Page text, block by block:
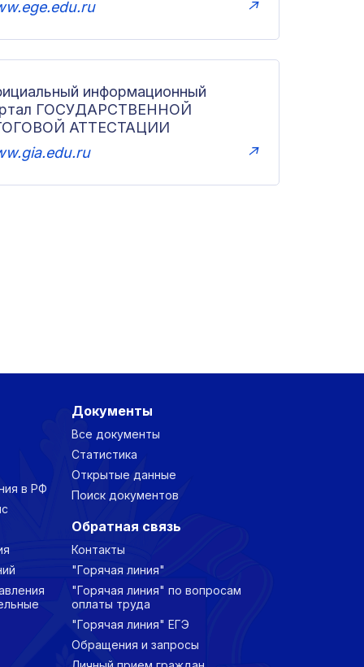
↗
информационный
ГОСУДАРСТВЕННОЙ
АТТЕСТАЦИИ
↗
в РФ
Документы
Все документы
Статистика
Открытые данные
Поиск документов
Обратная связь
Контакты
"Горячая линия"
"Горячая линия" по вопросам
оплаты труда
"Горячая линия" ЕГЭ
Обращения и запросы